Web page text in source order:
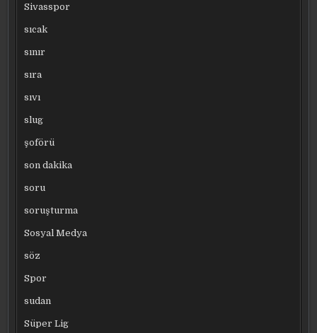
Sivasspor
sıcak
sınır
sıra
sıvı
slug
şoförü
son dakika
soru
soruşturma
Sosyal Medya
söz
Spor
sudan
Süper Lig